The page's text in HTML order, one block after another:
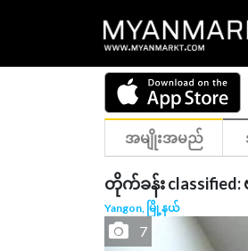
အမျိုးအမည်
တိုက်ခန်း classified:
Yangon, မြို့နယ်
7